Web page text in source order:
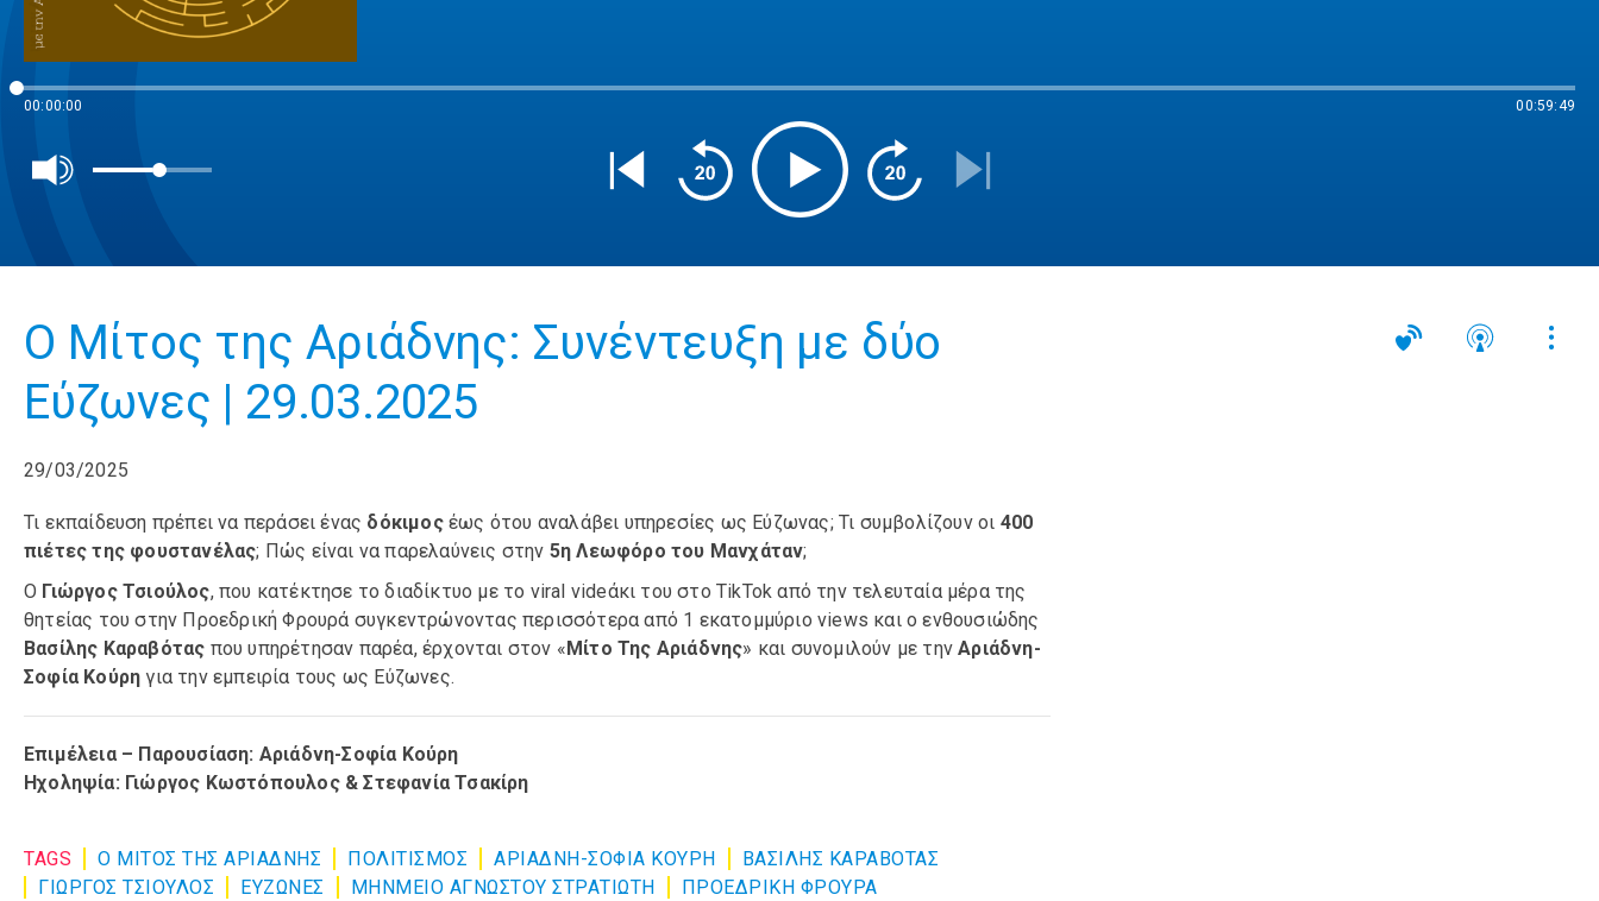
00:00:00 00:59:49
Ο Μίτος της Αριάδνης: Συνέντευξη με δύο
Εύζωνες | 29.03.2025
29/03/2025
Τι εκπαίδευση πρέπει να περάσει ένας δόκιμοςέως ότου αναλάβει υπηρεσίες ως Εύζωνας; Τι συμβολίζουν οι 400
πιέτες της φουστανέλας; Πώς είναι να παρελαύνεις στην 5η Λεωφόρο του Μανχάταν;
O Γιώργος Τσιούλος, που κατέκτησε το διαδίκτυο με το viral videάκι του στο TikTok από την τελευταία μέρα της
θητείας του στην Προεδρική Φρουρά συγκεντρώνοντας περισσότερα από 1 εκατομμύριο views και ο ενθουσιώδης
Βασίλης Καραβότας που υπηρέτησαν παρέα, έρχονται στον «Μίτο Της Αριάδνης» και συνομιλούν με τηνΑριάδνη-
Σοφία Κούρη για την εμπειρία τους ως Εύζωνες.
Επιμέλεια – Παρουσίαση: Αριάδνη-Σοφία Κούρη
Ηχοληψία: Γιώργος Κωστόπουλος & Στεφανία Τσακίρη
TAGS Ο ΜΙΤΟΣ ΤΗΣ ΑΡΙΑΔΝΗΣ ΠΟΛΙΤΙΣΜΌΣ ΑΡΙΑΔΝΗ-ΣΟΦΙΑ ΚΟΥΡΗ
ΒΑΣΙΛΗΣ ΚΑΡΑΒΟΤΑΣ
ΓΙΩΡΓΟΣ ΤΣΙΟΥΛΟΣ
ΕΥΖΩΝΕΣ ΜΗΝΜΕΙΟ ΑΓΝΩΣΤΟΥ ΣΤΡΑΤΙΩΤΗ ΠΡΟΕΔΡΙΚΗ ΦΡΟΥΡΑ